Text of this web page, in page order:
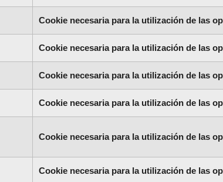
Cookie necesaria para la utilización de las
Cookie necesaria para la utilización de las
Cookie necesaria para la utilización de las
Cookie necesaria para la utilización de las
Cookie necesaria para la utilización de las
Cookie necesaria para la utilización de las